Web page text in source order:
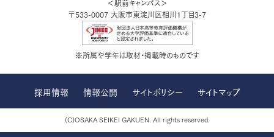
＜駅前キャンパス＞
〒533-0007 大阪市東淀川区相川1丁目3-7
※所属や学年は取材・掲載時のものです
採用情報 情報公開 サイトポリシー サイトマップ
(C)OSAKA SEIKEI GAKUEN. All rights reserved.